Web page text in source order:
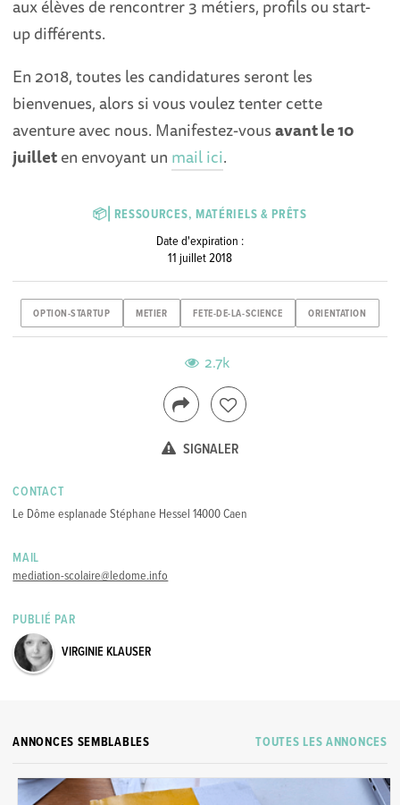
aux élèves de rencontrer 3 métiers, profils ou start-
up différents.
En 2018, toutes les candidatures seront les
bienvenues, alors si vous voulez tenter cette
aventure avec nous. Manifestez-vousavant le 10
juilleten envoyant un mail ici.
📦⎜RESSOURCES, MATÉRIELS & PRÊTS
Date d'expiration :
11 juillet 2018
OPTION-STARTUP METIER FETE-DE-LA-SCIENCE ORIENTATION
2.7k
SIGNALER
CONTACT
Le Dôme esplanade Stéphane Hessel 14000 Caen
MAIL
mediation-scolaire@ledome.info
PUBLIÉ PAR
VIRGINIE KLAUSER
TOUTES LES ANNONCES
ANNONCES SEMBLABLES